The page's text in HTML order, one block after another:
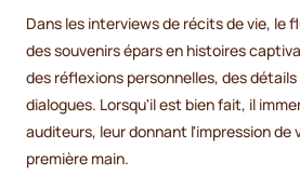
Dans les interviews de récits de vie, le
des souvenirs épars en histoires
des réflexions personnelles, des
dialogues. Lorsqu'il est bien fait, il
auditeurs, leur donnant l'impression de
première main.